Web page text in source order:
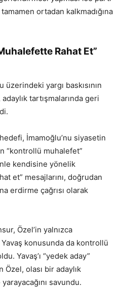
ortadan kalkmadığına
Rahat Et”
yargı baskısının
tartışmalarında geri
İmamoğlu’nu siyasetin
“kontrollü muhalefet”
kendisine yönelik
et” mesajlarını, doğrudan
erdirme çağrısı olarak
Özel’in yalnızca
konusunda da kontrollü
Yavaş’ı “yedek aday”
Özel, olası bir adaylık
savundu.